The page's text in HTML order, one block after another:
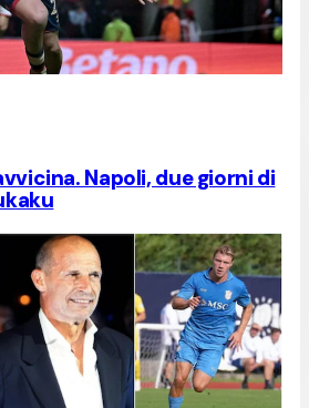
Napoli, due giorni di